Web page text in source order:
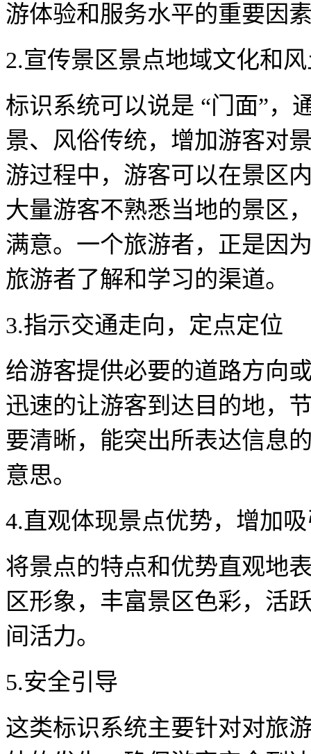
游体验和服务水平的重要因
2.宣传景区景点地域文化和
标识系统可以说是 “门面”，
景、风俗传统，增加游客对
游过程中，游客可以在景区
大量游客不熟悉当地的景区
满意。一个旅游者，正是因
旅游者了解和学习的渠道。
3.指示交通走向，定点定位
给游客提供必要的道路方向
迅速的让游客到达目的地，
要清晰，能突出所表达信息
意思。
4.直观体现景点优势，增加
将景点的特点和优势直观地
区形象，丰富景区色彩，活
间活力。
5.安全引导
这类标识系统主要针对对旅